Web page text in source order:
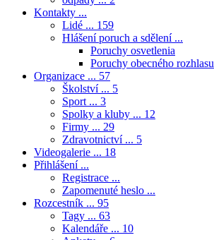
Kontakty ...
Lidé ... 159
Hlášení poruch a sdělení ...
Poruchy osvetlenia
Poruchy obecného rozhlasu
Organizace ... 57
Školství ... 5
Sport ... 3
Spolky a kluby ... 12
Firmy ... 29
Zdravotnictví ... 5
Videogalerie ... 18
Přihlášení ...
Registrace ...
Zapomenuté heslo ...
Rozcestník ... 95
Tagy ... 63
Kalendáře ... 10